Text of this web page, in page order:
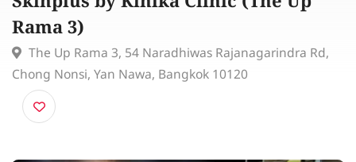
Skinplus by Kinika Clinic (The Up
Rama 3)
The Up Rama 3, 54 Naradhiwas Rajanagarindra
Chong Nonsi, Yan Nawa, Bangkok 10120